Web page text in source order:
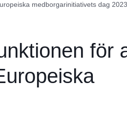
medborgarinitiativets dag 2023
för